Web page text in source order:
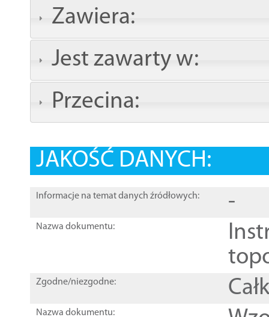
Zawiera:
Jest zawarty w:
Przecina:
JAKOŚĆ DANYCH:
Informacje na temat danych źródłowych: -
Nazwa dokumentu:
Zgodne/niezgodne:
Nazwa dokumentu: